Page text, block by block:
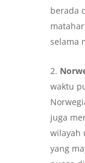
berada
selama
waktu
juga
wilayah
yang